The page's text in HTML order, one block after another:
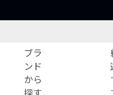
ブラ
ンド
から